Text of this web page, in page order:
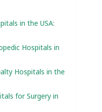
in the USA:
Hospitals in
Hospitals in the
for Surgery in